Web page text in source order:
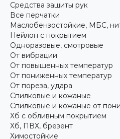
Средства защиты рук
Все перчатки
Маслобензостойкие, МБС,
Нейлон с покрытием
Одноразовые, смотровые
От вибрации
От повышенных температур
От пониженных температур
От пореза, удара
Спилковые и кожаные
Спилковые и кожаные от
Хб с обливным покрытием
Хб, ПВХ, брезент
Химостойкие